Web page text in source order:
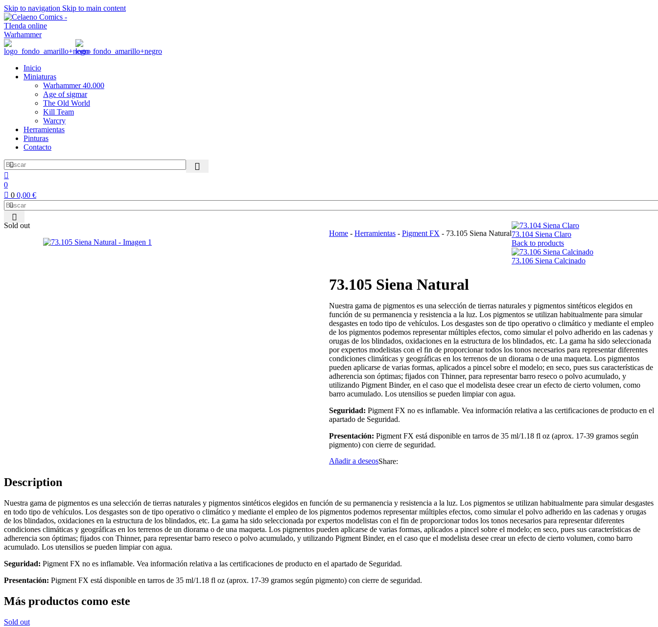
Skip to navigation Skip to main content
Inicio
Miniaturas
Warhammer 40.000
Age of sigmar
The Old World
Kill Team
Warcry
Herramientas
Pinturas
Contacto
0
0 0,00 €
0
Sold out
Home - Herramientas - Pigment FX - 73.105 Siena Natural73.104 Siena Claro
Back to products
73.106 Siena Calcinado
73.105 Siena Natural
Nuestra gama de pigmentos es una selección de tierras naturales y pigmentos sintéticos elegidos en
función de su permanencia y resistencia a la luz. Los pigmentos se utilizan habitualmente para simular
desgastes en todo tipo de vehículos. Los desgastes son de tipo operativo o climático y mediante el empleo
de los pigmentos podemos representar múltiples efectos, como simular el polvo adherido en las cadenas y
orugas de los blindados, oxidaciones en la estructura de los blindados, etc. La gama ha sido seleccionada
por expertos modelistas con el fin de proporcionar todos los tonos necesarios para representar diferentes
condiciones climáticas y geográficas en los terrenos de un diorama o de una maqueta. Los pigmentos
pueden aplicarse de varias formas, aplicados a pincel sobre el modelo; en seco, pues sus características de
adherencia son óptimas; fijados con Thinner, para representar barro reseco o polvo acumulado, y
utilizando Pigment Binder, en el caso que el modelista desee crear un efecto de cierto volumen, como
barro acumulado. Los utensilios se pueden limpiar con agua.
Seguridad: Pigment FX no es inflamable. Vea información relativa a las certificaciones de producto en el
apartado de Seguridad.
Presentación: Pigment FX está disponible en tarros de 35 ml/1.18 fl oz (aprox. 17-39 gramos según
pigmento) con cierre de seguridad.
Añadir a deseosShare:
Description
Nuestra gama de pigmentos es una selección de tierras naturales y pigmentos sintéticos elegidos en función de su permanencia y resistencia a la luz. Los pigmentos se utilizan habitualmente para simular desgastes
en todo tipo de vehículos. Los desgastes son de tipo operativo o climático y mediante el empleo de los pigmentos podemos representar múltiples efectos, como simular el polvo adherido en las cadenas y orugas
de los blindados, oxidaciones en la estructura de los blindados, etc. La gama ha sido seleccionada por expertos modelistas con el fin de proporcionar todos los tonos necesarios para representar diferentes
condiciones climáticas y geográficas en los terrenos de un diorama o de una maqueta. Los pigmentos pueden aplicarse de varias formas, aplicados a pincel sobre el modelo; en seco, pues sus características de
adherencia son óptimas; fijados con Thinner, para representar barro reseco o polvo acumulado, y utilizando Pigment Binder, en el caso que el modelista desee crear un efecto de cierto volumen, como barro
acumulado. Los utensilios se pueden limpiar con agua.
Seguridad: Pigment FX no es inflamable. Vea información relativa a las certificaciones de producto en el apartado de Seguridad.
Presentación: Pigment FX está disponible en tarros de 35 ml/1.18 fl oz (aprox. 17-39 gramos según pigmento) con cierre de seguridad.
Más productos como este
Sold out